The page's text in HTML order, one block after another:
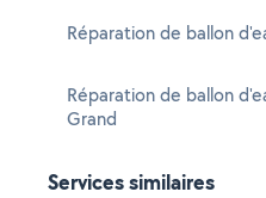
Réparation de ballon
Réparation de ballon
Grand
Services similaires